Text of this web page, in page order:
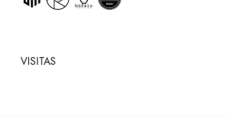
VISITAS